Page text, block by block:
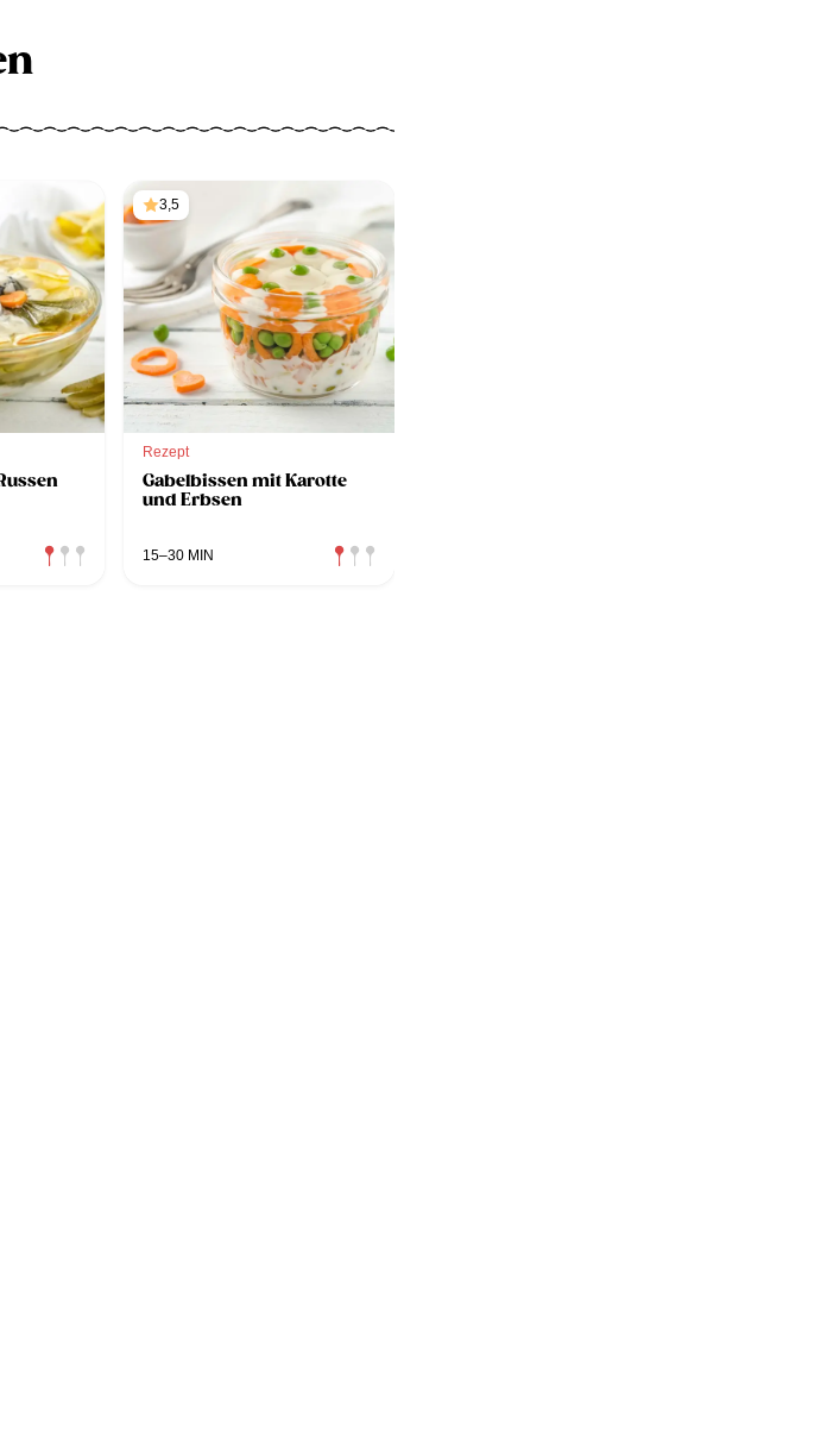
3,5
Rezept
Gabelbissen mit Karotte
und Erbsen
15–30 MIN